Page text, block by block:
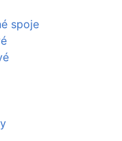
spoje